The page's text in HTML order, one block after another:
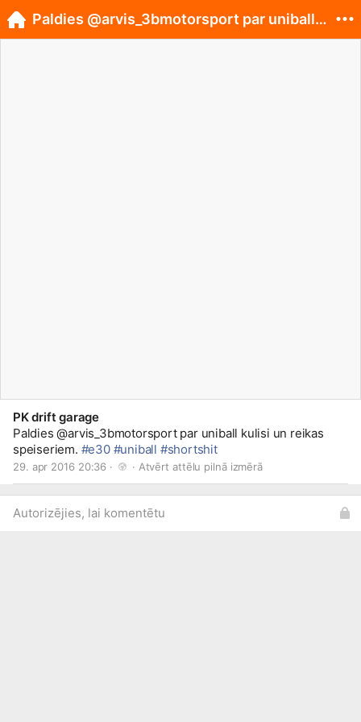
PK drift garage
Paldies @arvis_3bmotorsport par uniball kulisi un reikas
speiseriem. #e30 #uniball #shortshit
29. apr 2016 20:36 · · Atvērt attēlu pilnā izmērā
Autorizējies, lai komentētu
Paldies @arvis_3bmotorsport par uniball kulisi...